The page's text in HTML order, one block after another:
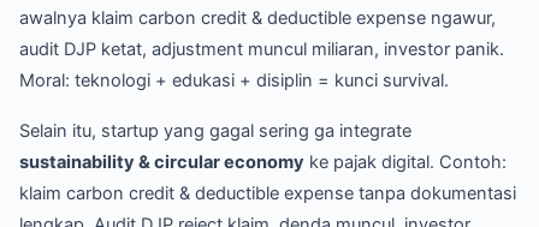
awalnya klaim carbon credit & deductible expense ngawur,
audit DJP ketat, adjustment muncul miliaran, investor panik.
Moral: teknologi + edukasi + disiplin = kunci survival.
Selain itu, startup yang gagal sering ga integrate
sustainability & circular economy ke pajak digital. Contoh:
klaim carbon credit & deductible expense tanpa dokumentasi